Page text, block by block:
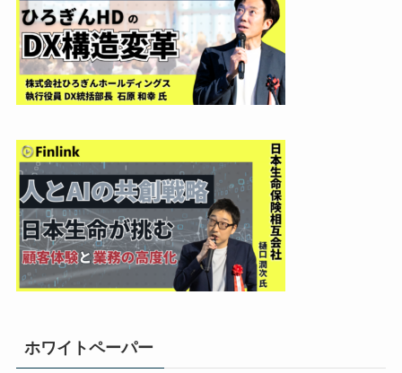
ホワイトペーパー